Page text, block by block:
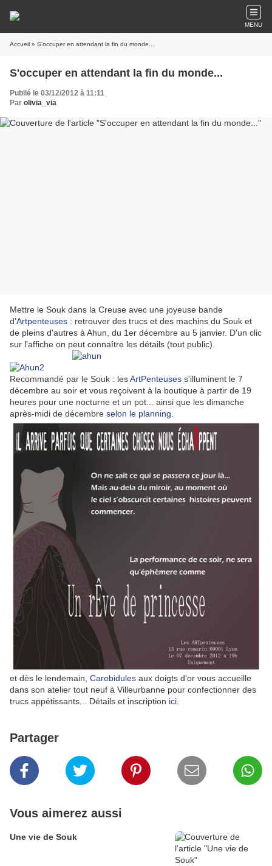
MENU
Accueil » S'occuper en attendant la fin du monde...
S'occuper en attendant la fin du monde...
Publié le 03/12/2012 à 11:11
Par olivia_via
Mettre le Souk dans la Creuse avec une joyeuse bande
d'Artpenteuses : retrouver des trucs et des machins du Souk et
de pleins d'autres à Ahun, du 1er décembre au 5 janvier. D'un clic
sur l'affiche on peut connaître les détails (tout public).
Recommandé par le Souk : lesArtPenteuses s'illuminent le 7
décembre au soir et vous reçoivent à la boutique à partir de 19
heures pour une nocturne et un pot... ainsi que les dimanche
après-midi de décembre selon le planning
et dès le lendemain, Carobidules aux doigts d'or vous accueille
dans son atelier tout neuf à Villeurbanne pour confectionner des
trucs appétissants... Détails et inscription ici
Partager
Vous aimerez aussi
Une vie de Souk